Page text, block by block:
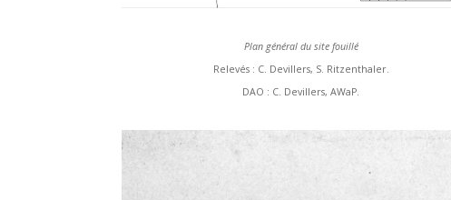
Plan général du site fouillé
Relevés : C. Devillers, S. Ritzenthaler.
DAO : C. Devillers, AWaP.